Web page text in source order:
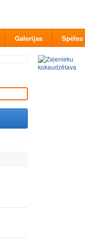
Galerijas Spēles